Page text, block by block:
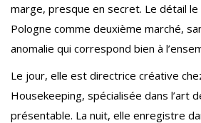
marge, presque en secret. Le détail le
Pologne comme deuxième marché,
anomalie qui correspond bien à
Le jour, elle est directrice créative
Housekeeping, spécialisée dans l’art
présentable. La nuit, elle enregistre